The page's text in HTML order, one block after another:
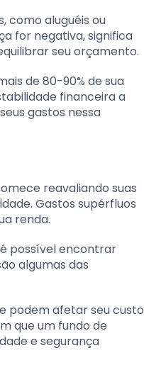
como aluguéis ou
for negativa, significa
seu orçamento.
de 80-90% de sua
financeira a
gastos nessa
reavaliando suas
Gastos supérfluos
renda.
possível encontrar
algumas das
podem afetar seu custo
que um fundo de
e segurança